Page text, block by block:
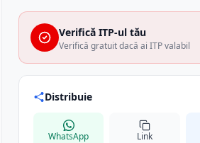
Verifică ITP-ul tău
Verifică gratuit dacă ai ITP valabil
Distribuie
WhatsApp Link